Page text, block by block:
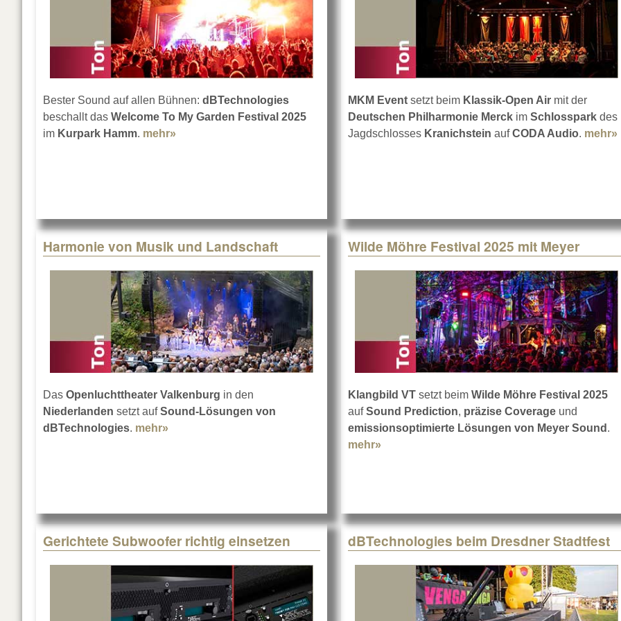
Bester Sound auf allen Bühnen: dBTechnologies
beschallt das Welcome To My Garden Festival 2025
im Kurpark Hamm. mehr» about Welcome To My Garden Festival 2025
MKM Event setzt beim Klassik-Open Air mit der
Deutschen Philharmonie Merck im Schlosspark des
Jagdschlosses Kranichstein aufCODA Audio. mehr»
Harmonie von Musik und Landschaft
Das Openluchttheater Valkenburg in den
Niederlanden setzt aufSound-Lösungen von
dBTechnologies. mehr» about Harmonie von Musik und Landschaft
Wilde Möhre Festival 2025 mit Meyer
Klangbild VT setzt beim Wilde Möhre Festival 2025
aufSound Prediction, präzise Coverage und
emissionsoptimierte Lösungen von Meyer Sound .
mehr»
Gerichtete Subwoofer richtig einsetzen dBTechnologies beim Dresdner Stadtfest